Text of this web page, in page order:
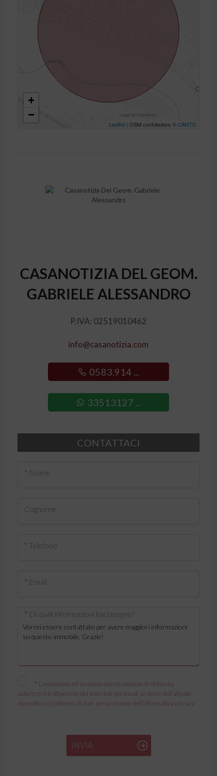
+
−
Leaflet| OSM contributors ©CARTO
CASANOTIZIA DEL GEOM.
GABRIELE ALESSANDRO
P.IVA: 02519010462
info@casanotizia.com
0583.914 ...
33513127 ...
CONTATTACI
* Nome
Cognome
* Telefono
* Email
* Di quali informazioni hai bisogno?
* Compilando ed inviando questo modulo di richiesta,
autorizzo il trattamento dei miei dati personali ai sensi dell'attuale
normativa e confermo di aver preso visione dell'informativa privacy.
INVIA